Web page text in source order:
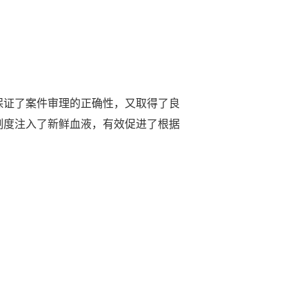
了案件审理的正确性，又取得了良
注入了新鲜血液，有效促进了根据